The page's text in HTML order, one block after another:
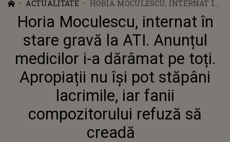
ACTUALITATE
HORIA MOCULESCU, INTERNAT ÎN
STARE GRAVĂ LA ATI. ANUNȚUL
MEDICILOR I-A DĂRÂMAT PE TOȚI.
APROPIAȚII NU ÎȘI POT STĂPÂNI
LACRIMILE, IAR FANII
COMPOZITORULUI REFUZĂ SĂ
CREADĂ
Horia Moculescu, internat în
stare gravă la ATI. Anunțul
medicilor i-a dărâmat pe toți.
Apropiații nu își pot stăpâni
lacrimile, iar fanii
compozitorului refuză să
creadă